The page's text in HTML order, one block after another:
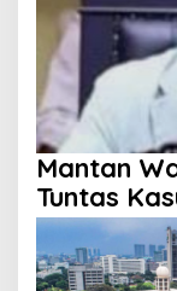
Mantan
Tuntas
Bawah